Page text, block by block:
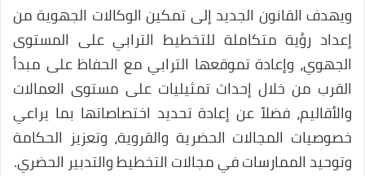
ويهدف القانون الجديد إلى تمكين الوكالات الجهوية من
إعداد رؤية متكاملة للتخطيط الترابي على المستوى
الجهوي، وإعادة تموقعها الترابي مع الحفاظ على مبدأ
القرب من خلال إحداث تمثيليات على مستوى العمالات
والأقاليم، فضلاً عن إعادة تحديد اختصاصاتها بما يراعي
خصوصيات المجالات الحضرية والقروية، وتعزيز الحكامة
وتوحيد الممارسات في مجالات التخطيط والتدبير الحضري.